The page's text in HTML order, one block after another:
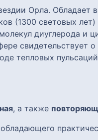
Орла. Обладает
(1300 световых
диуглерода и
свидетельствует
тепловых
, а также